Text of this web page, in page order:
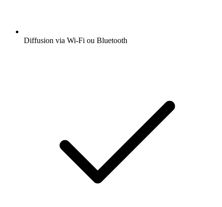
Diffusion via Wi-Fi ou Bluetooth